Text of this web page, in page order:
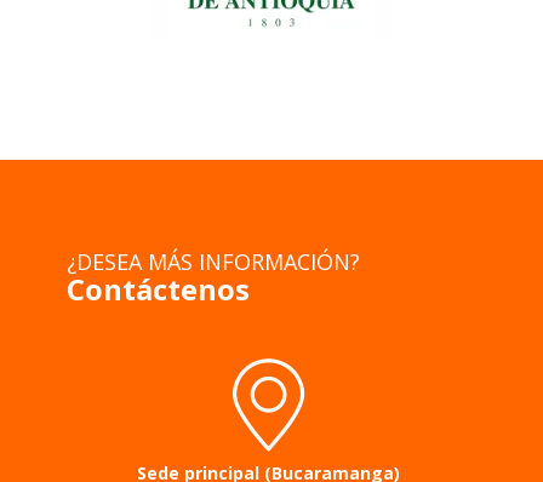
¿DESEA MÁS INFORMACIÓN?
Contáctenos
Sede principal (Bucaramanga)